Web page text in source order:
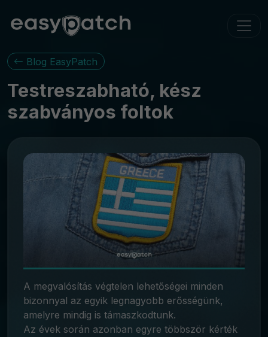
Blog EasyPatch
Testreszabható, kész
szabványos foltok
A megvalósítás végtelen lehetőségei minden
bizonnyal az egyik legnagyobb erősségünk,
amelyre mindig is támaszkodtunk.
Az évek során azonban egyre többször kérték